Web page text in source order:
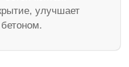
улучшает